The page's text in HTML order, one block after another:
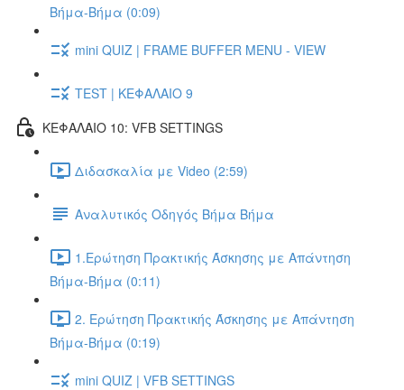
Βήμα-Βήμα (0:09)
mini QUIZ | FRAME BUFFER MENU - VIEW
TEST | ΚΕΦΑΛΑΙΟ 9
ΚΕΦΑΛΑΙΟ 10: VFB SETTINGS
Διδασκαλία με Video (2:59)
Αναλυτικός Οδηγός Βήμα Βήμα
1.Ερώτηση Πρακτικής Άσκησης με Απάντηση
Βήμα-Βήμα (0:11)
2. Ερώτηση Πρακτικής Άσκησης με Απάντηση
Βήμα-Βήμα (0:19)
mini QUIZ | VFB SETTINGS